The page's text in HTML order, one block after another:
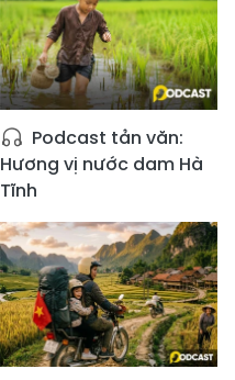
Podcast tản văn:
Hương vị nước dam Hà
Tĩnh